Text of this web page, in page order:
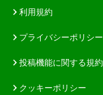
利用規約
プライバシーポリシー
投稿機能に関する規約
クッキーポリシー